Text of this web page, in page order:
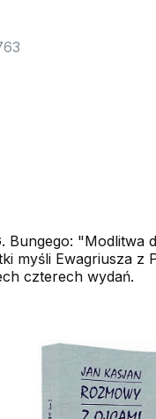
myśli Ewagriusza
czterech wydań.